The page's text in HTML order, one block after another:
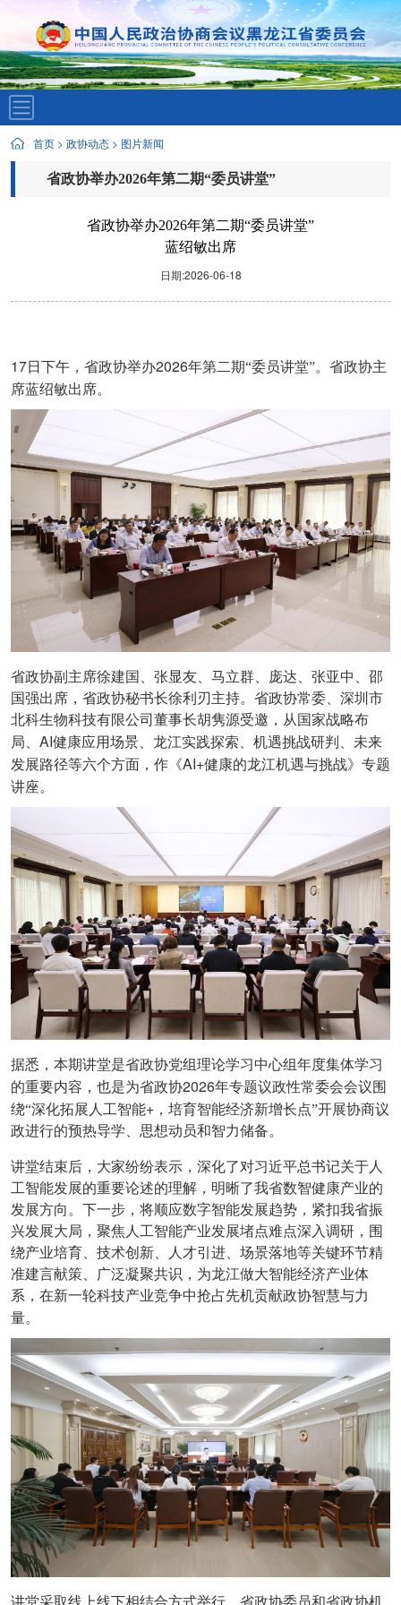
首页 > 政协动态 > 图片新闻
省政协举办2026年第二期“委员讲堂”
蓝绍敏出席
省政协举办2026年第二期“委员讲堂”
蓝绍敏出席
日期:2026-06-18
17日下午，省政协举办2026年第二期“委员讲堂”。省政协主
席蓝绍敏出席。
省政协副主席徐建国、张显友、马立群、庞达、张亚中、邵
国强出席，省政协秘书长徐利刃主持。省政协常委、深圳市
北科生物科技有限公司董事长胡隽源受邀，从国家战略布
局、 AI健康应用场景、龙江实践探索、机遇挑战研判、未来
发展路径等六个方面，作《AI+健康的龙江机遇与挑战》专题
讲座。
据悉，本期讲堂是省政协党组理论学习中心组年度集体学习
的重要内容，也是为省政协2026年专题议政性常委会会议围
绕“深化拓展人工智能+ ，培育智能经济新增长点”开展协商议
政进行的预热导学、思想动员和智力储备。
讲堂结束后，大家纷纷表示，深化了对习近平总书记关于人
工智能发展的重要论述的理解，明晰了我省数智健康产业的
发展方向。下一步，将顺应数字智能发展趋势，紧扣我省振
兴发展大局，聚焦人工智能产业发展堵点难点深入调研，围
绕产业培育、技术创新、人才引进、场景落地等关键环节精
准建言献策、广泛凝聚共识，为龙江做大智能经济产业体
系，在新一轮科技产业竞争中抢占先机贡献政协智慧与力
量。